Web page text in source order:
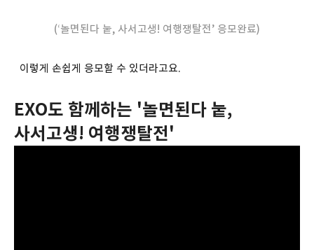
(‘놀면된다 눝, 사서고생! 여행쟁탈전’ 응모완료)
이렇게 손쉽게 응모할 수 있더라고요.
EXO도 함께하는 '놀면된다 눝,
사서고생! 여행쟁탈전'